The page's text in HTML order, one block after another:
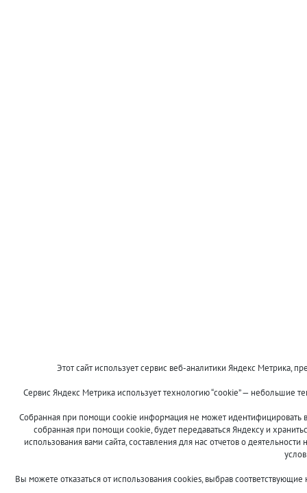
Этот сайт использует сервис веб-аналитики Яндекс Метрика,
Сервис Яндекс Метрика использует технологию “cookie” — небольшие
Собранная при помощи cookie информация не может идентифицировать
собранная при помощи cookie, будет передаваться Яндексу и
использования вами сайта, составления для нас отчетов о
Вы можете отказаться от использования cookies, выбрав